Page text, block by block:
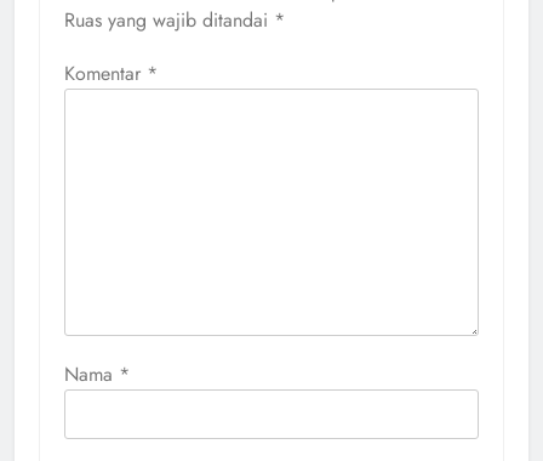
Ruas yang wajib ditandai *
Komentar *
Nama *